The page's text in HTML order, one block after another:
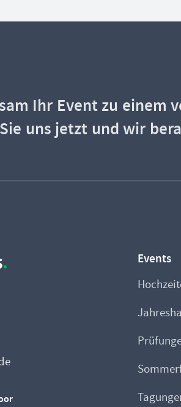
Ihr Event zu einem
uns jetzt und wir
Events